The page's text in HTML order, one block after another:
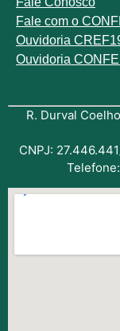
Fale com o
Ouvidoria
Ouvidoria
R. Durval
CNPJ: